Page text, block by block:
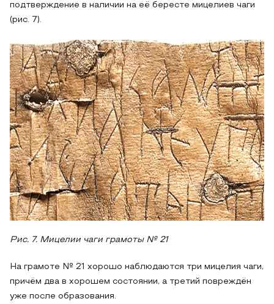
подтверждение в наличии на её бересте мицелиев чаги
(рис. 7).
Рис. 7. Мицелии чаги грамоты № 21
На грамоте № 21 хорошо наблюдаются три мицелия чаги,
причём два в хорошем состоянии, а третий повреждён
уже после образования.